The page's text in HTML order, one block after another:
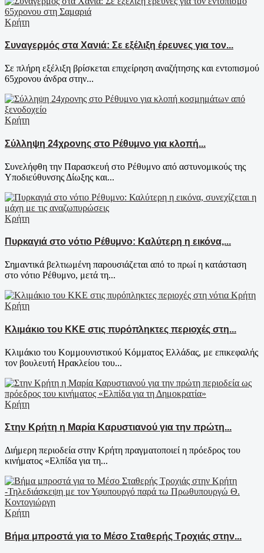
Κρήτη
Συναγερμός στα Χανιά: Σε εξέλιξη έρευνες για τον...
Σε πλήρη εξέλιξη βρίσκεται επιχείρηση αναζήτησης και εντοπισμού
65χρονου άνδρα στην...
Κρήτη
Σύλληψη 24χρονης στο Ρέθυμνο για κλοπή...
Συνελήφθη την Παρασκευή στο Ρέθυμνο από αστυνομικούς της
Υποδιεύθυνσης Δίωξης και...
Κρήτη
Πυρκαγιά στο νότιο Ρέθυμνο: Καλύτερη η εικόνα,...
Σημαντικά βελτιωμένη παρουσιάζεται από το πρωί η κατάσταση
στο νότιο Ρέθυμνο, μετά τη...
Κρήτη
Κλιμάκιο του ΚΚΕ στις πυρόπληκτες περιοχές στη...
Κλιμάκιο του Κομμουνιστικού Κόμματος Ελλάδας, με επικεφαλής
τον βουλευτή Ηρακλείου του...
Κρήτη
Στην Κρήτη η Μαρία Καρυστιανού για την πρώτη...
Διήμερη περιοδεία στην Κρήτη πραγματοποιεί η πρόεδρος του
κινήματος «Ελπίδα για τη...
Κρήτη
Βήμα μπροστά για το Μέσο Σταθερής Τροχιάς στην...